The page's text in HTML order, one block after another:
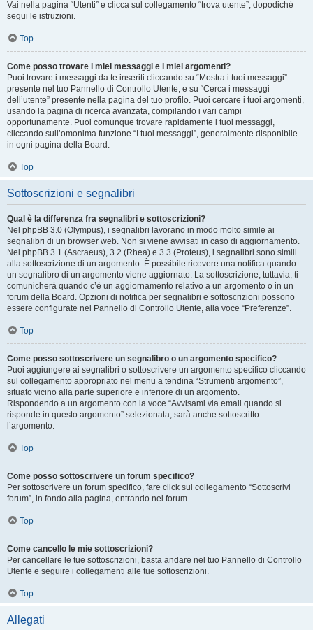
Vai nella pagina “Utenti” e clicca sul collegamento “trova utente”, dopodiché
segui le istruzioni.
Top
Come posso trovare i miei messaggi e i miei argomenti?
Puoi trovare i messaggi da te inseriti cliccando su “Mostra i tuoi messaggi”
presente nel tuo Pannello di Controllo Utente, e su “Cerca i messaggi
dell’utente” presente nella pagina del tuo profilo. Puoi cercare i tuoi argomenti,
usando la pagina di ricerca avanzata, compilando i vari campi
opportunamente. Puoi comunque trovare rapidamente i tuoi messaggi,
cliccando sull’omonima funzione “I tuoi messaggi”, generalmente disponibile
in ogni pagina della Board.
Top
Sottoscrizioni e segnalibri
Qual è la differenza fra segnalibri e sottoscrizioni?
Nel phpBB 3.0 (Olympus), i segnalibri lavorano in modo molto simile ai
segnalibri di un browser web. Non si viene avvisati in caso di aggiornamento.
Nel phpBB 3.1 (Ascraeus), 3.2 (Rhea) e 3.3 (Proteus), i segnalibri sono simili
alla sottoscrizione di un argomento. È possibile ricevere una notifica quando
un segnalibro di un argomento viene aggiornato. La sottoscrizione, tuttavia, ti
comunicherà quando c’è un aggiornamento relativo a un argomento o in un
forum della Board. Opzioni di notifica per segnalibri e sottoscrizioni possono
essere configurate nel Pannello di Controllo Utente, alla voce “Preferenze”.
Top
Come posso sottoscrivere un segnalibro o un argomento specifico?
Puoi aggiungere ai segnalibri o sottoscrivere un argomento specifico cliccando
sul collegamento appropriato nel menu a tendina “Strumenti argomento”,
situato vicino alla parte superiore e inferiore di un argomento.
Rispondendo a un argomento con la voce “Avvisami via email quando si
risponde in questo argomento” selezionata, sarà anche sottoscritto
l’argomento.
Top
Come posso sottoscrivere un forum specifico?
Per sottoscrivere un forum specifico, fare click sul collegamento “Sottoscrivi
forum”, in fondo alla pagina, entrando nel forum.
Top
Come cancello le mie sottoscrizioni?
Per cancellare le tue sottoscrizioni, basta andare nel tuo Pannello di Controllo
Utente e seguire i collegamenti alle tue sottoscrizioni.
Top
Allegati